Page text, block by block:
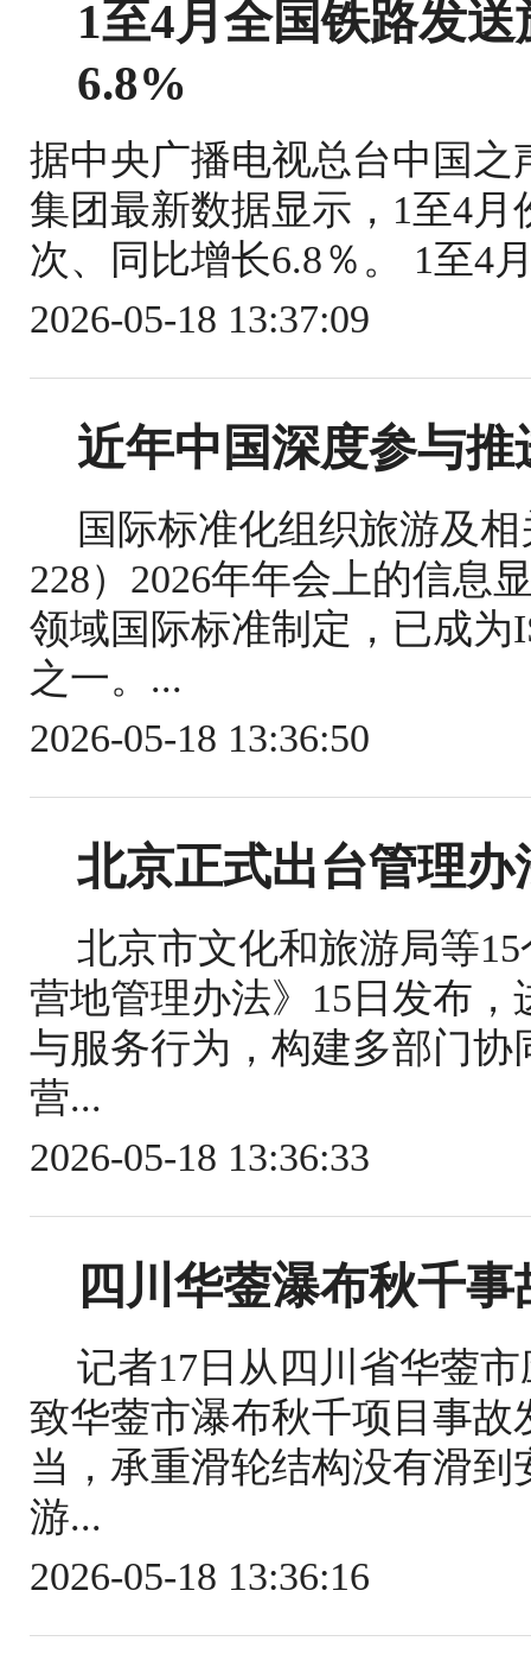
1至4月全国铁路发
6.8%
据中央广播电视总台中国
集团最新数据显示，1至4月
次、同比增长6.8％。 1至4
2026-05-18 13:37:09
近年中国深度参与
国际标准化组织旅游及
228）2026年年会上的信息
领域国际标准制定，已成为
之一。...
2026-05-18 13:36:50
北京正式出台管理
北京市文化和旅游局等
营地管理办法》15日发布
与服务行为，构建多部门
营...
2026-05-18 13:36:33
四川华蓥瀑布秋千
记者17日从四川省华蓥
致华蓥市瀑布秋千项目事
当，承重滑轮结构没有滑
游...
2026-05-18 13:36:16